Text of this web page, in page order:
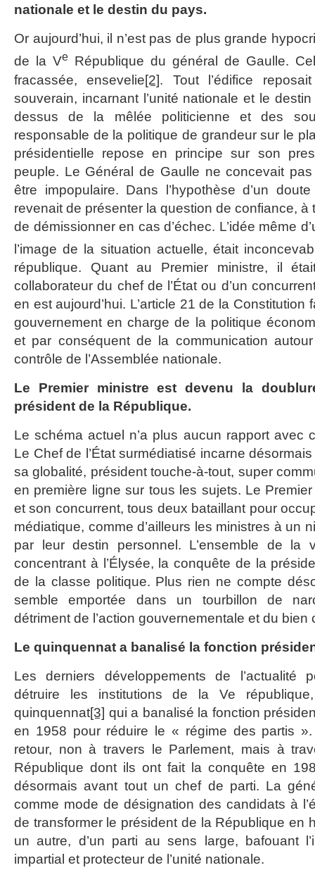
nationale et le destin du pays.
Or aujourd’hui, il n’est pas de plus grande
de la Ve République du général de Gaulle.
fracassée, ensevelie[2]. Tout l’édifice
souverain, incarnant l’unité nationale et le
dessus de la mêlée politicienne et des
responsable de la politique de grandeur sur le
présidentielle repose en principe sur son
peuple. Le Général de Gaulle ne concevait
être impopulaire. Dans l’hypothèse d’un
revenait de présenter la question de confiance, à
de démissionner en cas d’échec. L’idée même
l’image de la situation actuelle, était
république. Quant au Premier ministre, il
collaborateur du chef de l’État ou d’un
en est aujourd’hui. L’article 21 de la Constitution
gouvernement en charge de la politique
et par conséquent de la communication
contrôle de l’Assemblée nationale.
Le Premier ministre est devenu la
président de la République.
Le schéma actuel n’a plus aucun rapport avec
Le Chef de l’État surmédiatisé incarne
sa globalité, président touche-à-tout, super
en première ligne sur tous les sujets. Le
et son concurrent, tous deux bataillant pour
médiatique, comme d’ailleurs les ministres à un
par leur destin personnel. L’ensemble de la
concentrant à l’Élysée, la conquête de la
de la classe politique. Plus rien ne compte
semble emportée dans un tourbillon de
détriment de l’action gouvernementale et du bien
Le quinquennat a banalisé la fonction
Les derniers développements de l’actualité
détruire les institutions de la Ve
quinquennat[3] qui a banalisé la fonction
en 1958 pour réduire le « régime des partis
retour, non à travers le Parlement, mais à
République dont ils ont fait la conquête en
désormais avant tout un chef de parti. La
comme mode de désignation des candidats à
de transformer le président de la République en
un autre, d’un parti au sens large, bafouant
impartial et protecteur de l’unité nationale.